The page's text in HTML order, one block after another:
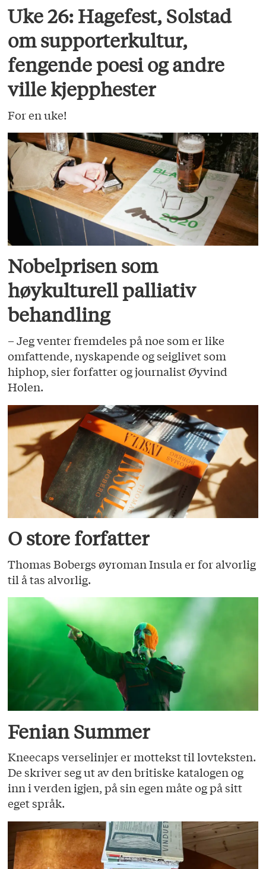
Uke 26: Hagefest, Solstad
om supporterkultur,
fengende poesi og andre
ville kjepphester
For en uke!
Nobelprisen som
høykulturell palliativ
behandling
– Jeg venter fremdeles på noe som er like
omfattende, nyskapende og seiglivet som
hiphop, sier forfatter og journalist Øyvind
Holen.
O store forfatter
Thomas Bobergs øyroman Insula er for alvorlig
til å tas alvorlig.
Fenian Summer
Kneecaps verselinjer er mottekst til lovteksten.
De skriver seg ut av den britiske katalogen og
inn i verden igjen, på sin egen måte og på sitt
eget språk.